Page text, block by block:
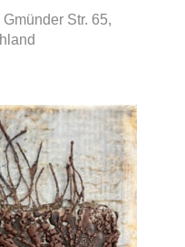
Gmünder Str. 65,